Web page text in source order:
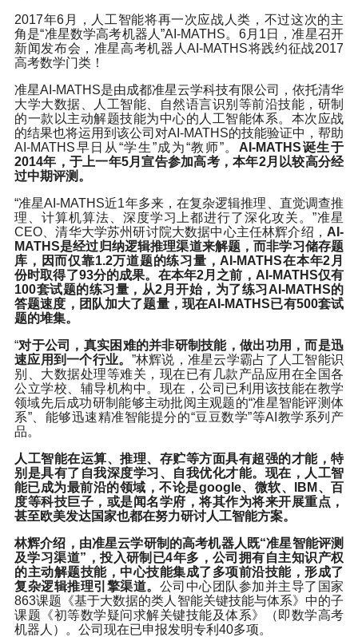
2017年6月，人工智能将再一次应战人类，不过这次的主
角是“准星数学高考机器人”AI-MATHS。6月1日，准星召开
新闻发布会，准星高考机器人AI-MATHS将践约征战2017
高考数学门类！
准星AI-MATHS是由成都准星云学科技有限公司，依托清华
大学大数据、人工智能、自然语言识别等前沿技能，研制
的一款以主动解题技能为中心的人工智能体系。本次应战
的结果也将运用到该公司对AI-MATHS的技能验证中，帮助
AI-MATHS早日从“学生”成为“教师”。 AI-MATHS诞生于
2014年，于上一年5月宣告参加高考，本年2月以较高分经
过中期评测。
“准星AI-MATHS近1年多来，在复杂逻辑推理、直觉调查推
理、计算机算法、深度学习上都进行了深化攻关。”准星
CEO、清华大学苏州研讨院大数据中心主任林辉介绍， AI-
MATHS是经过归纳逻辑推理渠道来解题，而非学习储存题
库，因而仅靠1.2万道题的练习量，AI-MATHS在本年2月
份时取得了93分的成果。在本年2月之前，AI-MATHS仅有
100套试题的练习量，从2月开始，为了练习AI-MATHS的
答题速度，团队加大了题量，现在AI-MATHS已有500套试
题的堆集。
“对于公司，真实困难的并非研制技能，做出功用，而是迅
速应用到一个行业。 ”林辉说，准星云学霸占了人工智能识
别、大数据处理等难关，现在已有几款产品应用在全国各
公立学校、辅导机构中。现在，公司已利用该技能在教学
领域先后成功研制能够主动批阅主观题的“准星智能评测体
系”、能够迅速精准智能提分的“豆豆数学”等AI教学系列产
品。
人工智能在运算、推理、存贮等方面具有超强的才能，特
别是具有了自我深度学习、自我优化才能。现在，人工智
能已成为最前沿的领域，不论是google、微软、IBM、百
度等科技巨子，或是闻名学府，将其作为将来开展重点，
甚至欧美发达国家也都在努力研讨人工智能方案。
林辉介绍，由准星云学研制的高考机器人既“准星智能评测
及学习渠道”，投入研制已4年多，公司拥有自主知识产权
的主动解题技能，中心技能集成了多项前沿技能，形成了
复杂逻辑推理引擎渠道。 公司中心团队参加并主导了国家
863课题《基于大数据的类人智能关键技能与体系》中的子
课题《初等数学疑问求解关键技能及体系》（即数学高考
机器人）。公司现在已申报发明专利40多项。